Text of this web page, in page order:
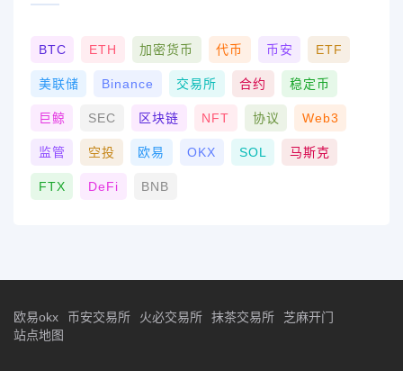
BTC ETH 加密货币 代币 币安 ETF
美联储 Binance 交易所 合约 稳定币
巨鲸 SEC 区块链 NFT 协议 Web3
监管 空投 欧易 OKX SOL 马斯克
FTX DeFi BNB
欧易okx 币安交易所 火必交易所 抹茶交易所
芝麻开门
站点地图